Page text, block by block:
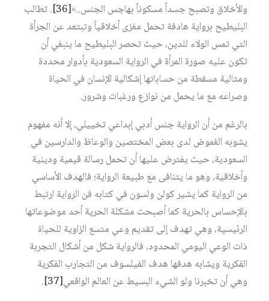
والأخلاق وتصبح جسداً مسكوناً بهاجس الجنس..»‏[36]
. تطالب
البليطيح برواية هادفة تحمل مغزى أخلاقياً وتبتعد عن الجرأة
التي تمس الولاء للدين، حيث تحصر البليطيح ما ينبغي أن
تكون عليه صورة المرأة في الرواية السعودية بأدوار محددة
ومثالية مسقطة من حساباتها إشكالية الإنسان في الحياة
وصراعه مع ما يحمل من نوازع ورغبات وشرور.
بالرغم من أن الرواية جنس أدبي إبداعي تخييلي، إلا أنه مفهوم
يشوبه الغموض لدى بعض المختصين والوعاظ والدارسين في
السعودية، حيث يفترض عليها أن تحمل رسالة قيمية ودينية
وأخلاقية، وهو ما يتنافى مع طبيعة الرواية؛ فالهدف الأساسي
من الرواية كما يشير كولن ولسون في كتابه فن الرواية ارتبط
بالإحساس بالحرية كما أصبحت مشكلة الحرية أحد موضوعاتها
الرئيسية، وهي تهدف إلى تقديم وعي متسع الزاوية للحياة
ذات الوعي اليومي المحدود، فالرواية شكل من أشكال التجربة
الفكرية ويشابه هدفها هدف الفيلسوف من التجارب الفكرية
وهي أن تخبرنا ولو الشيء البسيط عن العالم الواقعي‏[37]
.